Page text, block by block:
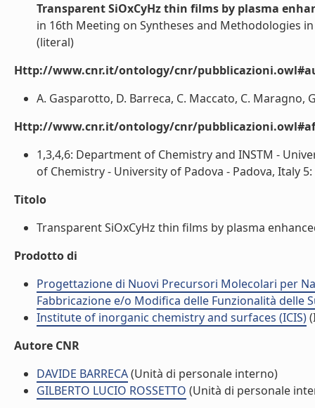
Transparent SiOxCyHz thin films by plasma
in 16th Meeting on Syntheses and Methodologies
(literal)
Http://www.cnr.it/ontology/cnr/
A. Gasparotto, D. Barreca, C. Maccato, C. Maragno,
Http://www.cnr.it/ontology/cnr/
1,3,4,6: Department of Chemistry and INSTM -
of Chemistry - University of Padova - Padova, Italy 5:
Titolo
Transparent SiOxCyHz thin films by plasma
Prodotto di
Progettazione di Nuovi Precursori Molecolari per
Fabbricazione e/o Modifica delle Funzionalità delle
Institute of inorganic chemistry and surfaces (ICIS)
Autore CNR
DAVIDE BARRECA(Unità di personale interno)
GILBERTO LUCIO ROSSETTO (Unità di personale